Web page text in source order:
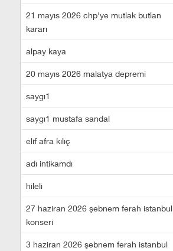
21 mayıs 2026 chp'ye mutlak butlan
kararı
alpay kaya
20 mayıs 2026 malatya depremi
saygı1
saygı1 mustafa sandal
elif afra kılıç
adı intikamdı
hileli
27 haziran 2026 şebnem ferah istanbul
konseri
3 haziran 2026 şebnem ferah istanbul